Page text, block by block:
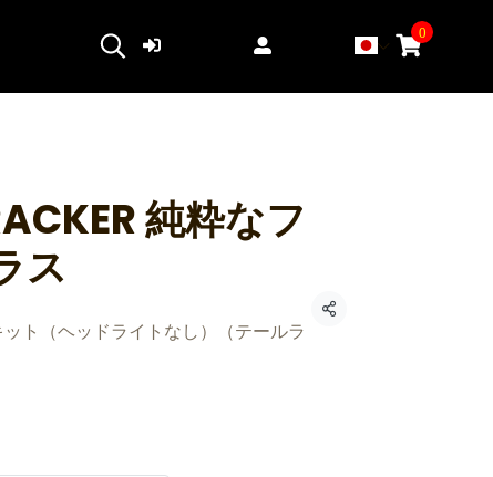
ログイン 登録する
0
純粋なフ
ス
ト（ヘッドライトなし）（テールラ
共有